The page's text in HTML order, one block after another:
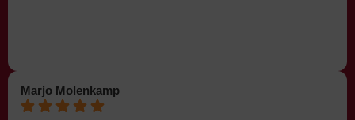
Marjo Molenkamp